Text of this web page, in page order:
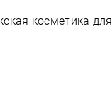
косметика для